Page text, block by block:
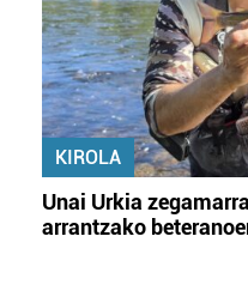
KIROLA
Unai Urkia
arrantzako